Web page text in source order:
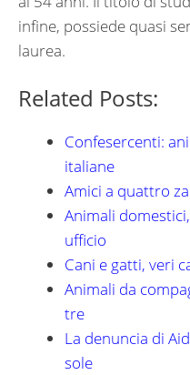
infine, possiede quasi
laurea.
Related Posts:
Confesercenti:
italiane
Amici a quattro
Animali
ufficio
Cani e gatti, veri
Animali da
tre
La denuncia di
sole